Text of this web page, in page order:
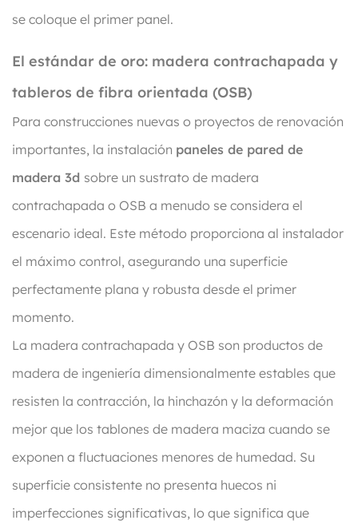
se coloque el primer panel.
El estándar de oro: madera contrachapada y
tableros de fibra orientada (OSB)
Para construcciones nuevas o proyectos de renovación
importantes, la instalación paneles de pared de
madera 3d sobre un sustrato de madera
contrachapada o OSB a menudo se considera el
escenario ideal. Este método proporciona al instalador
el máximo control, asegurando una superficie
perfectamente plana y robusta desde el primer
momento.
La madera contrachapada y OSB son productos de
madera de ingeniería dimensionalmente estables que
resisten la contracción, la hinchazón y la deformación
mejor que los tablones de madera maciza cuando se
exponen a fluctuaciones menores de humedad. Su
superficie consistente no presenta huecos ni
imperfecciones significativas, lo que significa que